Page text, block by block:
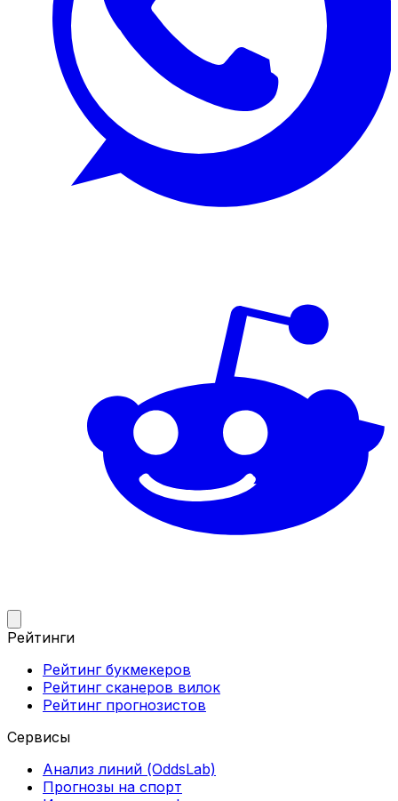
Рейтинги
Рейтинг букмекеров
Рейтинг сканеров вилок
Рейтинг прогнозистов
Сервисы
Анализ линий (OddsLab)
Прогнозы на спорт